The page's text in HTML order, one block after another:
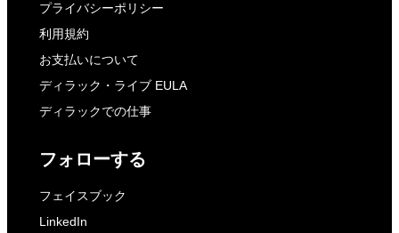
プライバシーポリシー
利用規約
お支払いについて
ディラック・ライブ EULA
ディラックでの仕事
フォローする
フェイスブック
LinkedIn